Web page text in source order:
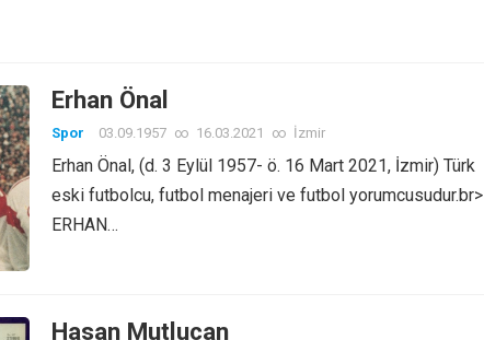
Erhan Önal
Spor 03.09.1957 ∞ 16.03.2021 ∞ İzmir
Erhan Önal, (d. 3 Eylül 1957- ö. 16 Mart 2021, İzmir) Türk
eski futbolcu, futbol menajeri ve futbol yorumcusudur.br>
ERHAN…
Hasan Mutlucan